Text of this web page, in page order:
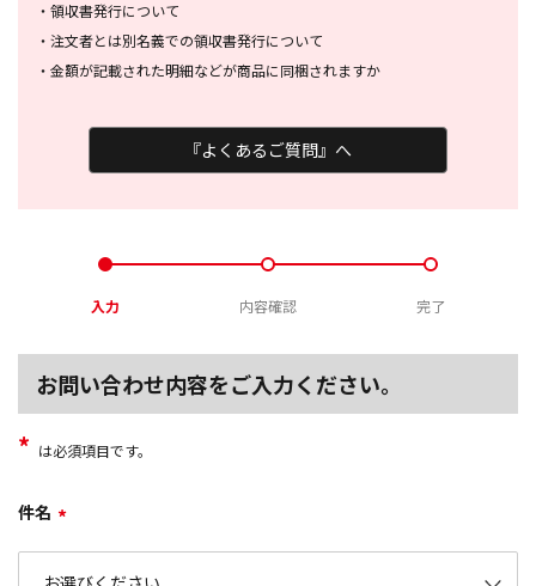
・ 領収書発行について
・ 注文者とは別名義での領収書発行について
・ 金額が記載された明細などが商品に同梱されますか
『よくあるご質問』へ
入力 内容確認 完了
お問い合わせ内容をご入力ください。
* は必須項目です。
件名 *